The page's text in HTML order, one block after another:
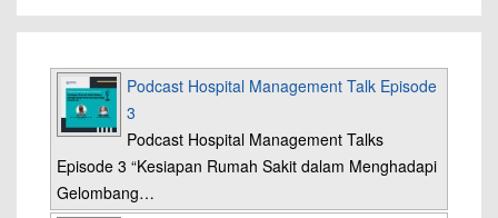
Podcast Hospital Management Talk Episode
3
Podcast Hospital Management Talks
Episode 3 “Kesiapan Rumah Sakit dalam Menghadapi
Gelombang…